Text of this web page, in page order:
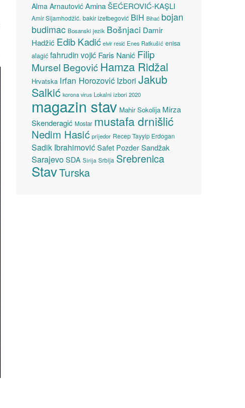
Alma Arnautović Amina ŠEĆEROVIĆ-KAŞLI
Amir Sijamhodžić. bakir izetbegović BiH Bihać bojan
budimac Bosanski jezik Bošnjaci Damir
Hadžić Edib Kadić elvir resić Enes Ratkušić enisa
alagić fahrudin vojić Faris Nanić Filip
Mursel Begović Hamza Ridžal
Hrvatska Irfan Horozović Izbori Jakub
Salkić korona virus Lokalni izbori 2020
magazin stav Mahir Sokolija Mirza
Skenderagić Mostar mustafa drnišlić
Nedim Hasić prijedor Recep Tayyip Erdogan
Sadik Ibrahimović Safet Pozder Sandžak
SarajevoSDA Sirija Srbija Srebrenica
StavTurska